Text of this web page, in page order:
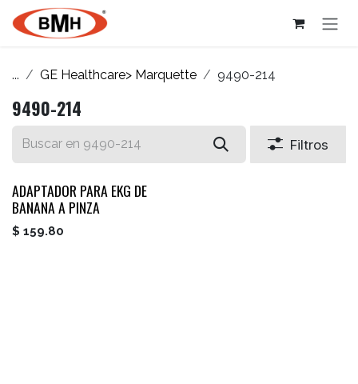
Ir al contenido
... GE Healthcare> Marquette 9490-214
9490-214
Filtros
ADAPTADOR PARA EKG DE
BANANA A PINZA
$ 159.80